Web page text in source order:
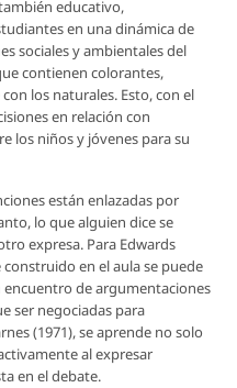
educativo,
en una dinámica de
sociales y ambientales del
contienen colorantes,
los naturales. Esto, con el
en relación con
los niños y jóvenes para su
están enlazadas por
lo que alguien dice se
expresa. Para Edwards
en el aula se puede
de argumentaciones
ser negociadas para
(1971), se aprende no solo
al expresar
en el debate.